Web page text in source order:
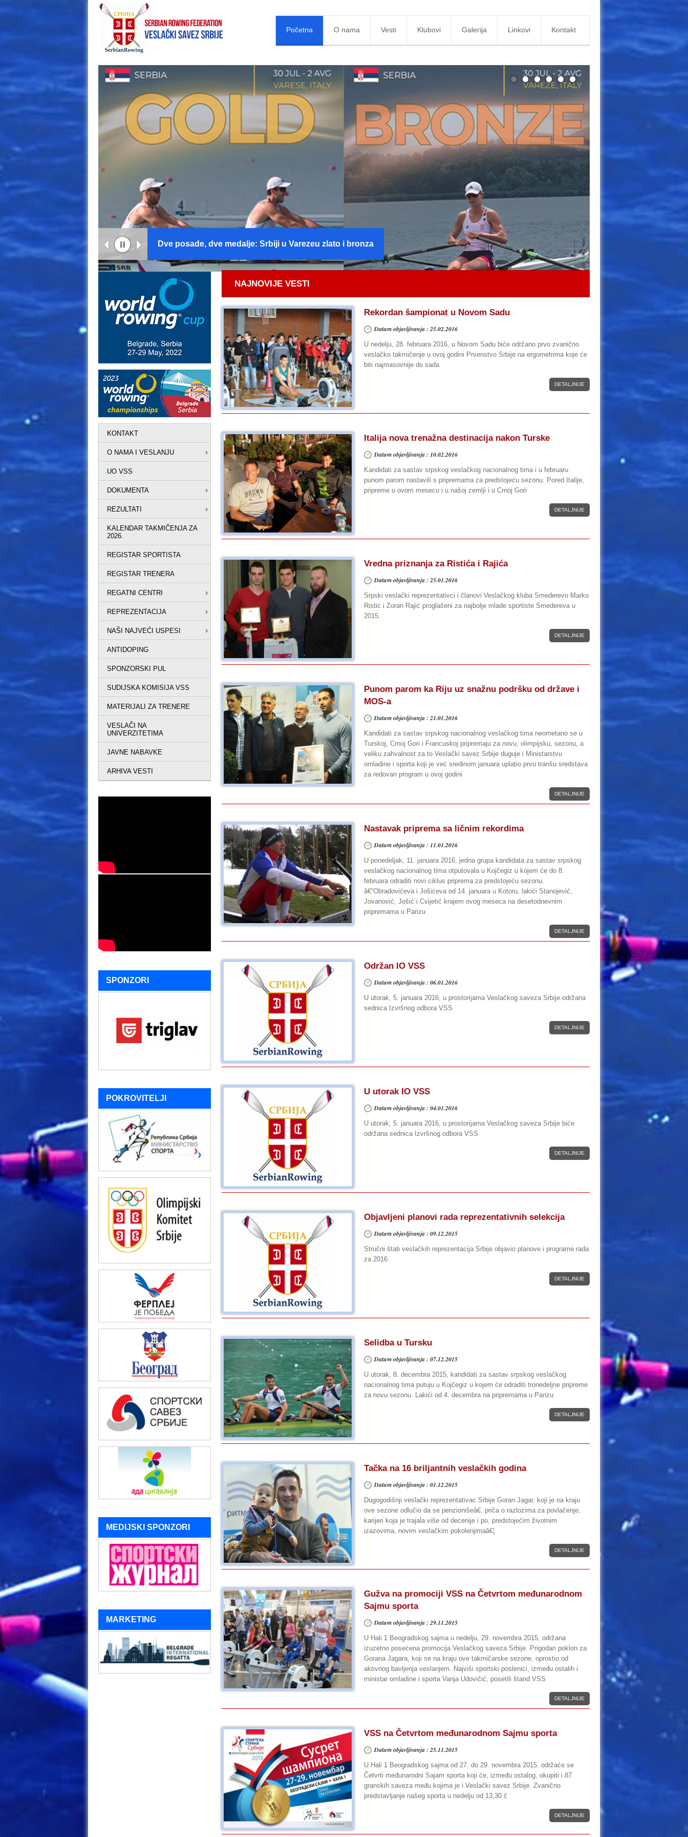
Početna O nama Vesti Klubovi Galerija Linkovi Kontakt
Mačković i Pimenov šampioni Evrope
NAJNOVIJE VESTI
Rekordan šampionat u Novom Sadu
Datum objavljivanja : 25.02.2016
U nedelju, 28. februara 2016, u Novom Sadu biće održano prvo zvanično
veslačko takmičenje u ovoj godini Prvenstvo Srbije na ergometrima koje će
biti najmasovnije do sada
DETALJNIJE
Italija nova trenažna destinacija nakon Turske
Datum objavljivanja : 10.02.2016
Kandidati za sastav srpskog veslačkog nacionalnog tima i u februaru
punom parom nastavili s pripremama za predstojeću sezonu. Pored Italije,
pripreme u ovom mesecu i u našoj zemlji i u Crnoj Gori
DETALJNIJE
Vredna priznanja za Ristića i Rajića
Datum objavljivanja : 25.01.2016
Srpski veslački reprezentativci i članovi Veslačkog kluba Smederevo Marko
Ristić i Zoran Rajić proglašeni za najbolje mlade sportiste Smedereva u
2015.
DETALJNIJE
Punom parom ka Riju uz snažnu podršku od države i
MOS-a
Datum objavljivanja : 21.01.2016
Kandidati za sastav srpskog nacionalnog veslačkog tima neometano se u
Turskoj, Crnoj Gori i Francuskoj pripremaju za novu, olimpijsku, sezonu, a
veliku zahvalnost za to Veslački savez Srbije duguje i Ministarstvu
omladine i sporta koji je već sredinom januara uplatio prvu tranšu sredstava
za redovan program u ovoj godini
DETALJNIJE
Nastavak priprema sa ličnim rekordima
Datum objavljivanja : 11.01.2016
U ponedeljak, 11. januara 2016, jedna grupa kandidata za sastav srpskog
veslačkog nacionalnog tima otputovala u Kojčegiz u kojem će do 8.
februara odraditi novi ciklus priprema za predstojeću sezonu.
â€“Obradovićeva i Jošićeva od 14. januara u Kotoru, lakići Stanojević,
Jovanović, Jošić i Cvijetić krajem ovog meseca na desetodnevnim
pripremama u Parizu
DETALJNIJE
Održan IO VSS
Datum objavljivanja : 06.01.2016
U utorak, 5. januara 2016, u prostorijama Veslačkog saveza Srbije održana
sednica Izvršnog odbora VSS
DETALJNIJE
U utorak IO VSS
Datum objavljivanja : 04.01.2016
U utorak, 5. januara 2016, u prostorijama Veslačkog saveza Srbije biće
održana sednica Izvršnog odbora VSS
DETALJNIJE
Objavljeni planovi rada reprezentativnih selekcija
Datum objavljivanja : 09.12.2015
Stručni štab veslačkih reprezentacija Srbije objavio planove i programe rada
za 2016.
DETALJNIJE
Selidba u Tursku
Datum objavljivanja : 07.12.2015
U utorak, 8. decembra 2015, kandidati za sastav srpskog veslačkog
nacionalnog tima putuju u Kojčegiz u kojem će odraditi tronedeljne pripreme
za novu sezonu. Lakići od 4. decembra na pripremama u Parizu
DETALJNIJE
Tačka na 16 briljantnih veslačkih godina
Datum objavljivanja : 01.12.2015
Dugogodišnji veslački reprezentativac Srbije Goran Jagar, koji je na kraju
ove sezone odlučio da se penzionišeâ€, priča o razlozima za povlačenje,
karijeri koja je trajala više od decenije i po, predstojećim životnim
izazovima, novim veslačkim pokolenjimaâ€¦
DETALJNIJE
Gužva na promociji VSS na Četvrtom međunarodnom
Sajmu sporta
Datum objavljivanja : 29.11.2015
U Hali 1 Beogradskog sajma u nedelju, 29. novembra 2015, održana
izuzetno posećena promocija Veslačkog saveza Srbije. Prigodan poklon za
Gorana Jagara, koji se na kraju ove takmičarske sezone, oprostio od
aktivnog bavljenja veslanjem. Najviši sportski poslenici, između ostalih i
ministar omladine i sporta Vanja Udovičić, posetili štand VSS
DETALJNIJE
VSS na Četvrtom međunarodnom Sajmu sporta
Datum objavljivanja : 25.11.2015
U Hali 1 Beogradskog sajma od 27. do 29. novembra 2015. održaće se
Četvrti međunarodni Sajam sporta koji će, između ostalog, okupiti i 87
granskih saveza među kojima je i Veslački savez Srbije. Zvanično
predstavljanje našeg sporta u nedelju od 13,30 č
DETALJNIJE
KONTAKT
O NAMA I VESLANJU
UO VSS
DOKUMENTA
REZULTATI
KALENDAR TAKMIČENJA ZA
2026.
REGISTAR SPORTISTA
REGISTAR TRENERA
REGATNI CENTRI
REPREZENTACIJA
NAŠI NAJVEĆI USPESI
ANTIDOPING
SPONZORSKI PUL
SUDIJSKA KOMISIJA VSS
MATERIJALI ZA TRENERE
VESLAČI NA
UNIVERZITETIMA
JAVNE NABAVKE
ARHIVA VESTI
SPONZORI
POKROVITELJI
MEDIJSKI SPONZORI
MARKETING